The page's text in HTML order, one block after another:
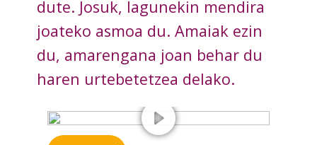
dute. Josuk, lagunekin mendira
joateko asmoa du. Amaiak ezin
du, amarengana joan behar du
haren urtebetetzea delako.